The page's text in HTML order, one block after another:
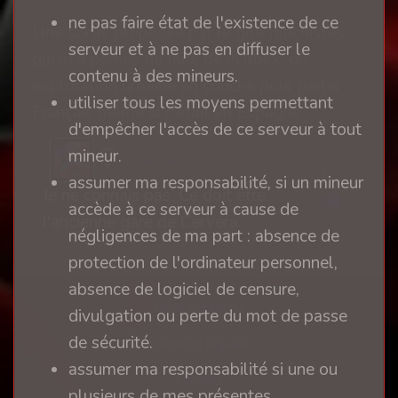
Une sortie proposée par le gîte fétichistes
qui m'a permis de faire de l'Urbex, ou
exploration urbaine en couche pour parler
Français même si c'était en Espagne
Judeline
Je ne connais pas. Ce doit être
l'ancienne gare de Cervera.
0
Nous contacter
Mentions légales
Publicité
ne pas faire état de l'existence de ce
serveur et à ne pas en diffuser le
contenu à des mineurs.
utiliser tous les moyens permettant
d'empêcher l'accès de ce serveur à tout
mineur.
assumer ma responsabilité, si un mineur
accède à ce serveur à cause de
négligences de ma part : absence de
protection de l'ordinateur personnel,
absence de logiciel de censure,
divulgation ou perte du mot de passe
de sécurité.
assumer ma responsabilité si une ou